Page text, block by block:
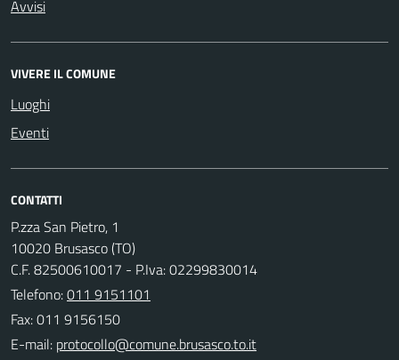
Avvisi
VIVERE IL COMUNE
Luoghi
Eventi
CONTATTI
P.zza San Pietro, 1
10020 Brusasco (TO)
C.F. 82500610017 - P.Iva: 02299830014
Telefono:011 9151101
Fax: 011 9156150
E-mail: